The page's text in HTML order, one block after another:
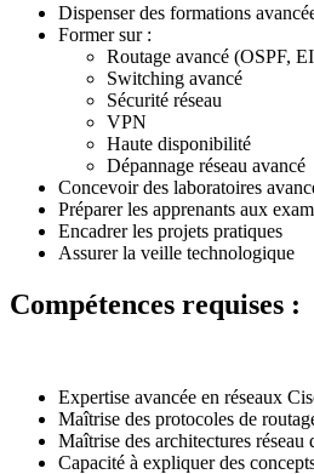
Dispenser des formations
Former sur :
Routage avancé (OSPF,
Switching avancé
Sécurité réseau
VPN
Haute disponibilité
Dépannage réseau avancé
Concevoir des laboratoires
Préparer les apprenants aux
Encadrer les projets pratiques
Assurer la veille technologique
Compétences requises :
Expertise avancée en réseaux
Maîtrise des protocoles de
Maîtrise des architectures réseau
Capacité à expliquer des